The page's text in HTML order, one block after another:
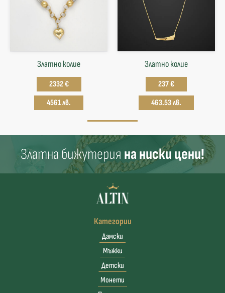
Златно колие
2332 €
4561 лв.
Златнo колие
237 €
463.53 лв.
Златна бижутерия на ниски цени!
Категории
Дамски
Мъжки
Детски
Монети